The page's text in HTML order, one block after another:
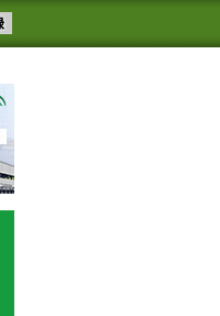
メール配信を登録す